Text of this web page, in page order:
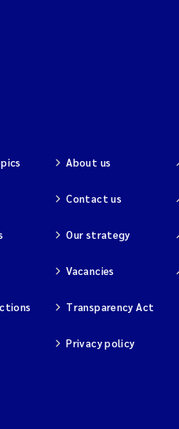
About us
Contact us
Our strategy
Vacancies
Transparency Act
Privacy policy